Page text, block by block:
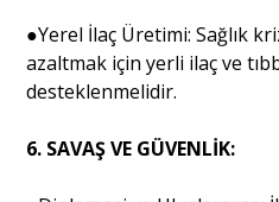
●Yerel İlaç Üretimi: Sağlık
azaltmak için yerli ilaç ve
desteklenmelidir.
6. SAVAŞ VE GÜVENLİK: